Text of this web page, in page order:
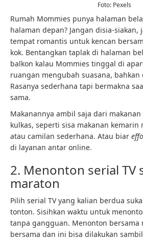
Foto: Pexels
Rumah Mommies punya halaman
halaman depan? Jangan disia-siakan,
tempat romantis untuk kencan
kok. Bentangkan taplak di halaman
balkon kalau Mommies tinggal di
ruangan mengubah suasana,
Rasanya sederhana tapi bermakna
sama.
Makanannya ambil saja dari
kulkas, seperti sisa makanan
atau camilan sederhana. Atau biar
di layanan antar online.
2. Menonton serial TV
maraton
Pilih serial TV yang kalian berdua
tonton. Sisihkan waktu untuk
tanpa gangguan. Menonton bersama
bersama dan ini bisa dilakukan